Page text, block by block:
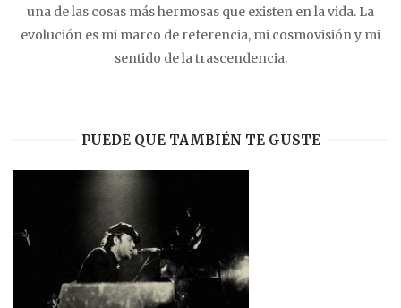
una de las cosas más hermosas que existen en la vida. La
evolución es mi marco de referencia, mi cosmovisión y mi
sentido de la trascendencia.
PUEDE QUE TAMBIÉN TE GUSTE